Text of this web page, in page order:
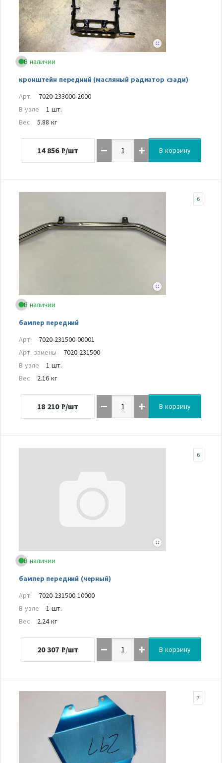
В наличии
кронштейн передний (масляный радиатор сзади)
Арт.
7020-233000-2000
В узле
1 шт.
Вес
5.88 кг
14 856 ₽/шт В корзину
В наличии
бампер передний
6
Арт.
7020-231500-00001
Арт. замены
7020-231500
В узле
1 шт.
Вес
2.16 кг
18 210 ₽/шт В корзину
В наличии
бампер передний (черный)
6
Арт.
7020-231500-10000
В узле
1 шт.
Вес
2.24 кг
20 307 ₽/шт В корзину
7